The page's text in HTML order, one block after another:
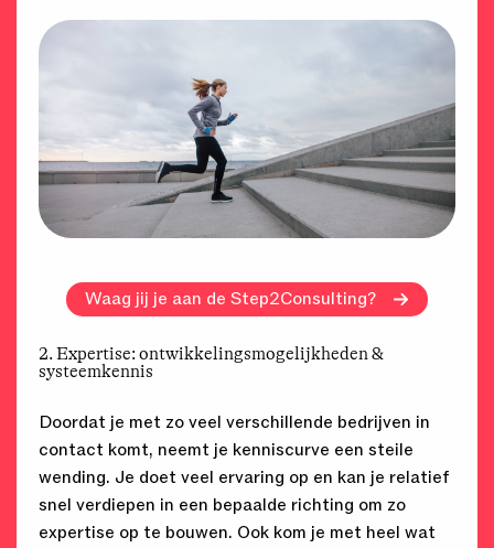
Waag jij je aan de Step2Consulting?
2. Expertise: ontwikkelingsmogelijkheden &
systeemkennis
Doordat je met zo veel verschillende bedrijven in
contact komt, neemt je kenniscurve een steile
wending. Je doet veel ervaring op en kan je relatief
snel verdiepen in een bepaalde richting om zo
expertise op te bouwen. Ook kom je met heel wat